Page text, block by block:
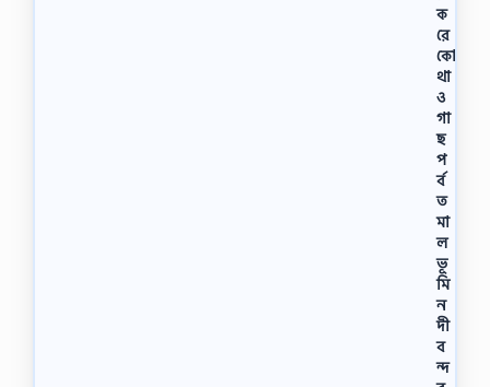
ক
রে
কো
থা
ও
গা
ছ
প
র্ব
ত
মা
ল
ভূ
মি
ন
দী
ব
ন্দ